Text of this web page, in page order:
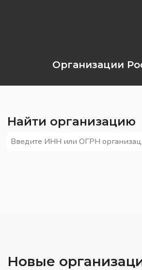
Организации
Найти организацию
Новые